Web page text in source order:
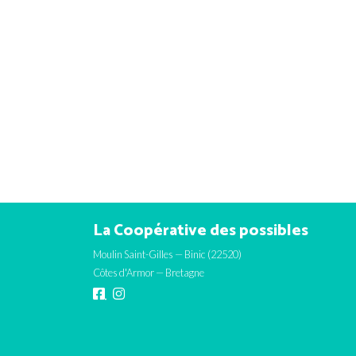
La Coopérative des possibles
Moulin Saint-Gilles — Binic (22520)
Côtes d'Armor — Bretagne